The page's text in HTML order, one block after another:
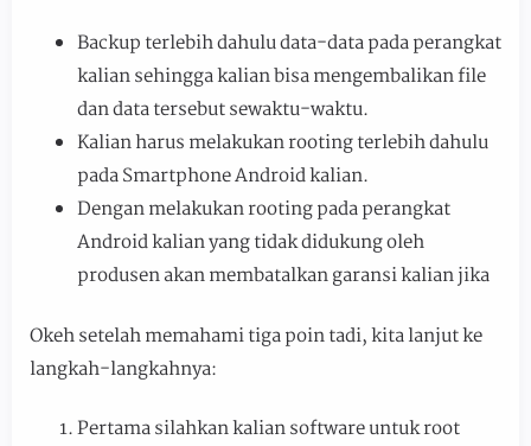
Backup terlebih dahulu data-data pada perangkat
kalian sehingga kalian bisa mengembalikan file
dan data tersebut sewaktu-waktu.
Kalian harus melakukan rooting terlebih dahulu
pada Smartphone Android kalian.
Dengan melakukan rooting pada perangkat
Android kalian yang tidak didukung oleh
produsen akan membatalkan garansi kalian jika
Okeh setelah memahami tiga poin tadi, kita lanjut ke
langkah-langkahnya:
Pertama silahkan kalian software untuk root